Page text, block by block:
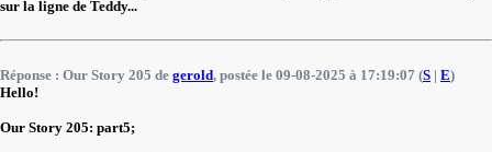
sur la ligne de Teddy...
Réponse : Our Story 205 de gerold, postée le 09-08-2025 à 17:19:07 (S | E)
Hello!
Our Story 205: part5;